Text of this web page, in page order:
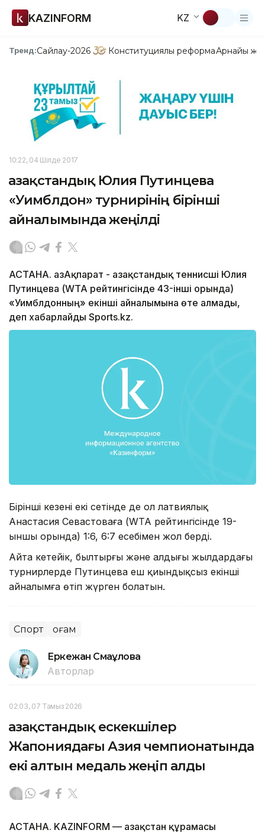
KAZINFORM KZ
Тренд:Сайлау-2026 Конституциялық реформаАрнайы
10:22, 04 Шілде 2017
Қазақстандық Юлия Путинцева
«Уимблдон» турнирінің бірінші
айналымында жеңілді
АСТАНА. ҚазАқпарат - Қазақстандық теннисші Юлия
Путинцева (WTA рейтингісінде 43-інші орында)
«Уимблдонның» екінші айналымына өте алмады,
деп хабарлайды Sports.kz.
Бірінші кезеңнің екі сетінде де ол латвиялық
Анастасия Севастоваға (WTA рейтингісінде 19-
ыншы орында) 1:6, 6:7 есебімен жол берді.
Айта кетейік, былтырғы және алдыңғы жылдардағы
турнирлерде Путинцева еш қиындықсыз екінші
айналымға өтіп жүрген болатын.
Спорт Қоғам
Еркежан Смағұлова
Авторлар
02:03, 07 Тамыз 2026
Қазақстандық ескекшілер
Жапониядағы Азия чемпионатында
екі алтын медаль жеңіп алды
АСТАНА. KAZINFORM — Қазақстан құрамасы